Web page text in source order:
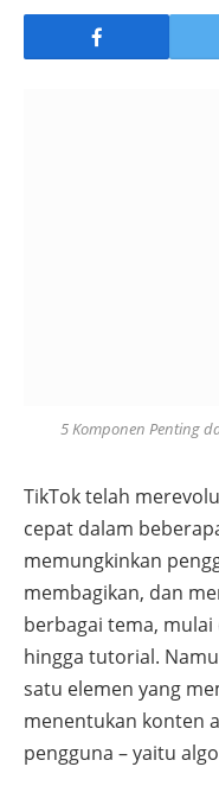
5 Komponen Penting
TikTok telah
cepat dalam
memungkinkan
membagikan, dan
berbagai tema,
hingga tutorial.
satu elemen yang
menentukan konten
pengguna – yaitu